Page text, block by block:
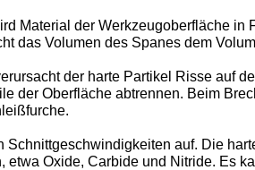
Material der Werkzeugoberfläche in
das Volumen des Spanes dem
der harte Partikel Risse auf
der Oberfläche abtrennen. Beim
Schnittgeschwindigkeiten auf. Die
etwa Oxide, Carbide und Nitride. Es